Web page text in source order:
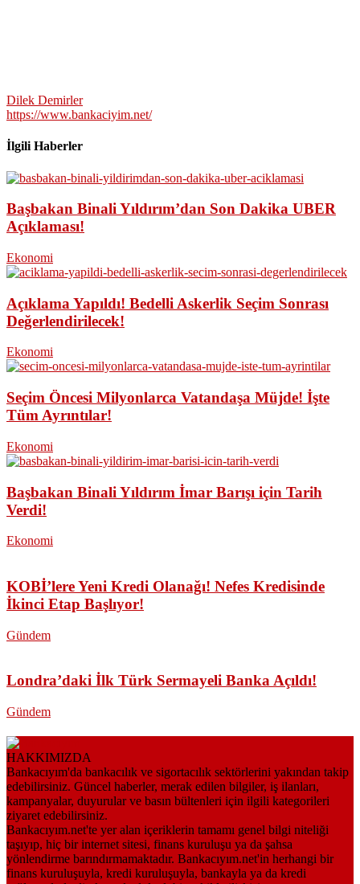
Dilek Demirler
https://www.bankaciyim.net/
İlgili Haberler
Başbakan Binali Yıldırım’dan Son Dakika UBER
Açıklaması!
Ekonomi
Açıklama Yapıldı! Bedelli Askerlik Seçim Sonrası
Değerlendirilecek!
Ekonomi
Seçim Öncesi Milyonlarca Vatandaşa Müjde! İşte
Tüm Ayrıntılar!
Ekonomi
Başbakan Binali Yıldırım İmar Barışı için Tarih
Verdi!
Ekonomi
KOBİ’lere Yeni Kredi Olanağı! Nefes Kredisinde
İkinci Etap Başlıyor!
Gündem
Londra’daki İlk Türk Sermayeli Banka Açıldı!
Gündem
HAKKIMIZDA
Bankacıyım'da bankacılık ve sigortacılık sektörlerini yakından takip
edebilirsiniz. Güncel haberler, merak edilen bilgiler, iş ilanları,
kampanyalar, duyurular ve basın bültenleri için ilgili kategorileri
ziyaret edebilirsiniz.
Bankacıyım.net'te yer alan içeriklerin tamamı genel bilgi niteliği
taşıyıp, hiç bir internet sitesi, finans kuruluşu ya da şahsa
yönlendirme barındırmamaktadır. Bankacıyım.net'in herhangi bir
finans kuruluşuyla, kredi kuruluşuyla, bankayla ya da kredi